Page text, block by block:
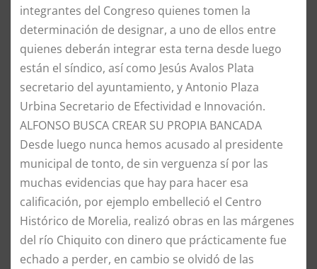
integrantes del Congreso quienes tomen la
determinación de designar, a uno de ellos entre
quienes deberán integrar esta terna desde luego
están el síndico, así como Jesús Avalos Plata
secretario del ayuntamiento, y Antonio Plaza
Urbina Secretario de Efectividad e Innovación.
​ALFONSO BUSCA CREAR SU PROPIA BANCADA
​Desde luego nunca hemos acusado al presidente
municipal de tonto, de sin verguenza sí por las
muchas evidencias que hay para hacer esa
calificación, por ejemplo embelleció el Centro
Histórico de Morelia, realizó obras en las márgenes
del río Chiquito con dinero que prácticamente fue
echado a perder, en cambio se olvidó de las